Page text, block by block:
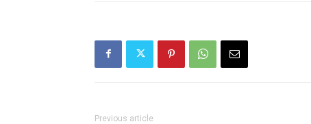
Previous article